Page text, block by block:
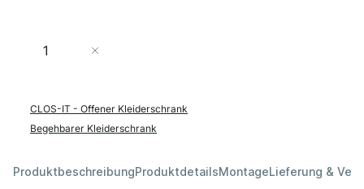
Menge
CLOS-IT - Offener Kleiderschrank
Begehbarer Kleiderschrank
ProduktbeschreibungProduktdetailsMontageLieferung &